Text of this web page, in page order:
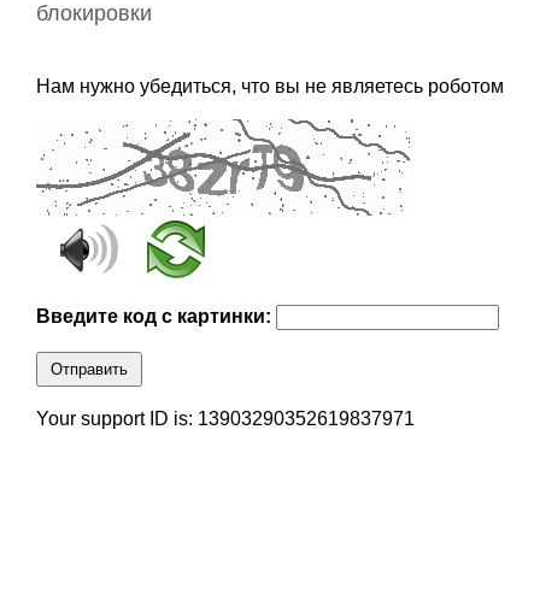
блокировки
Нам нужно убедиться, что вы не являетесь роботом
Введите код с картинки:
Отправить
Your support ID is: 13903290352619837971